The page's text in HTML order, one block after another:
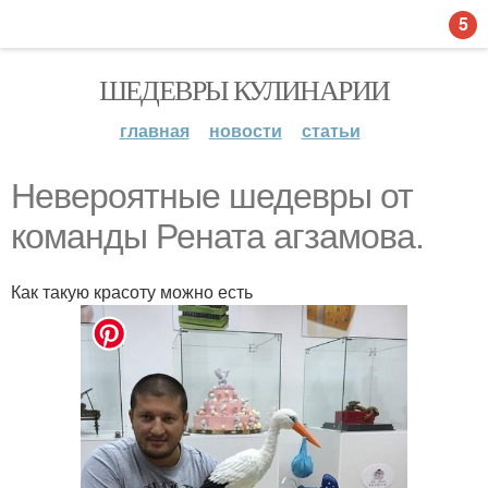
ШЕДЕВРЫ КУЛИНАРИИ
главная новости статьи
Невероятные шедевры от
команды Рената агзамова.
Как такую красоту можно есть
5